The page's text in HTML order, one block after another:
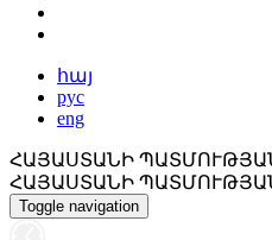
հայ
рус
eng
ՀԱՅԱՍՏԱՆԻ
ՀԱՅԱՍՏԱՆԻ
Toggle navigation